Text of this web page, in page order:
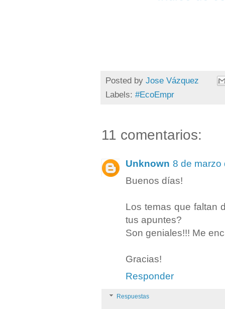
Posted by Jose Vázquez
Labels: #EcoEmpr
11 comentarios:
Unknown 8 de marzo
Buenos días!
Los temas que faltan
tus apuntes?
Son geniales!!! Me
Gracias!
Responder
Respuestas